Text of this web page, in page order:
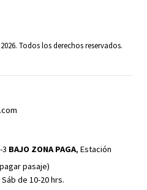
Todos los derechos reservados.
3 BAJO ZONA PAGA, Estación
pasaje)
de 10-20 hrs.